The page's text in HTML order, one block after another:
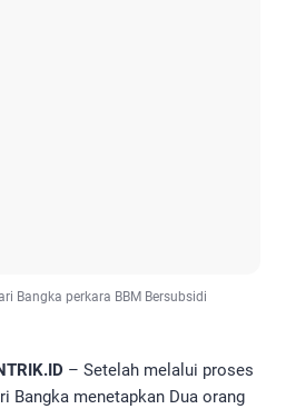
Bangka perkara BBM Bersubsidi
– Setelah melalui proses
Bangka menetapkan Dua orang